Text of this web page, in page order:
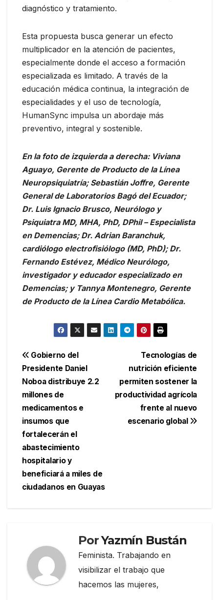
diagnóstico y tratamiento.
Esta propuesta busca generar un efecto
multiplicador en la atención de pacientes,
especialmente donde el acceso a formación
especializada es limitado. A través de la
educación médica continua, la integración de
especialidades y el uso de tecnología,
HumanSync impulsa un abordaje más
preventivo, integral y sostenible.
En la foto de izquierda a derecha: Viviana
Aguayo, Gerente de Producto de la Línea
Neuropsiquiatría; Sebastián Joffre, Gerente
General de Laboratorios Bagó del Ecuador;
Dr. Luis Ignacio Brusco, Neurólogo y
Psiquiatra MD, MHA, PhD, DPhil – Especialista
en Demencias; Dr. Adrian Baranchuk,
cardiólogo electrofisiólogo (MD, PhD); Dr.
Fernando Estévez, Médico Neurólogo,
investigador y educador especializado en
Demencias; y Tannya Montenegro, Gerente
de Producto de la Línea Cardio Metabólica.
Navegación
de
entradas
Tecnologías de
nutrición eficiente
permiten sostener la
productividad agrícola
frente al nuevo
escenario global
Gobierno del
Presidente Daniel
Noboa distribuye 2.2
millones de
medicamentos e
insumos que
fortalecerán el
abastecimiento
hospitalario y
beneficiará a miles de
ciudadanos en Guayas
PorYazmín Bustán
Feminista. Trabajando en
visibilizar el trabajo que
hacemos las mujeres,